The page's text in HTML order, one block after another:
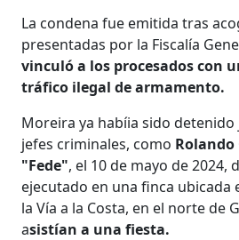
La condena fue emitida tras
presentadas por la Fiscalía
vinculó a los procesados con
tráfico ilegal de armamento.
Moreira ya habíia sido
jefes criminales, como Rolando
"Fede", el 10 de mayo de
ejecutado en una finca ubicada
la Vía a la Costa, en el norte de
asistían a una fiesta.